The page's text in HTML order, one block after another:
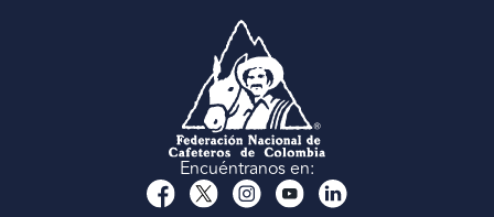
Encuéntranos en: